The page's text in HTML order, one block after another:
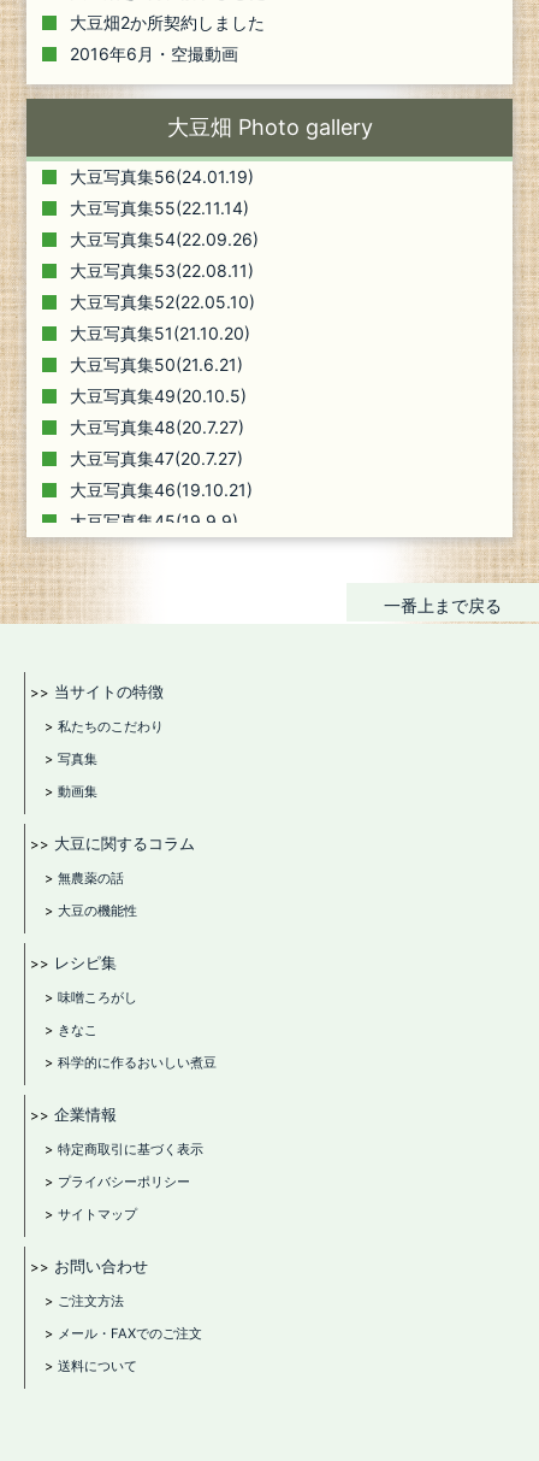
大豆畑2か所契約しました
2016年6月・空撮動画
大豆畑 Photo gallery
大豆写真集56(24.01.19)
大豆写真集55(22.11.14)
大豆写真集54(22.09.26)
大豆写真集53(22.08.11)
大豆写真集52(22.05.10)
大豆写真集51(21.10.20)
大豆写真集50(21.6.21)
大豆写真集49(20.10.5)
大豆写真集48(20.7.27)
大豆写真集47(20.7.27)
大豆写真集46(19.10.21)
大豆写真集45(19.9.9)
大豆写真集44(19.7.1)
大豆写真集43(19.5.20)
大豆写真集42(18.10.5)
大豆写真集38(17.11.20)
大豆写真集37
大豆写真集36
大豆写真集35
大豆写真集31
大豆写真集30
大豆写真集29
大豆写真集28
大豆写真集26
大豆写真集25
大豆写真集24
大豆写真集23
大豆写真集21
大豆写真集20
大豆写真集19
大豆写真集18
一番上まで戻る
当サイトの特徴
私たちのこだわり
写真集
動画集
大豆に関するコラム
無農薬の話
大豆の機能性
レシピ集
味噌ころがし
きなこ
科学的に作るおいしい煮豆
企業情報
特定商取引に基づく表示
プライバシーポリシー
サイトマップ
お問い合わせ
ご注文方法
メール・FAXでのご注文
送料について